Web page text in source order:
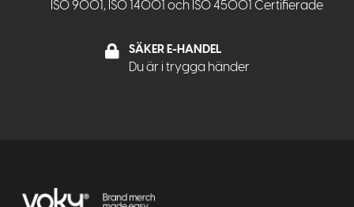
ISO 9001, ISO 14001 och ISO 45001 Certifierade
SÄKER E-HANDEL
Du är i trygga händer